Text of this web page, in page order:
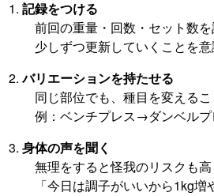
記録をつける
前回の重量・回数・セット数を
少しずつ更新していくことを意
バリエーションを持たせる
同じ部位でも、種目を変えるこ
例：ベンチプレス→ダンベル
身体の声を聞く
無理をすると怪我のリスクも高
「今日は調子がいいから1kg増